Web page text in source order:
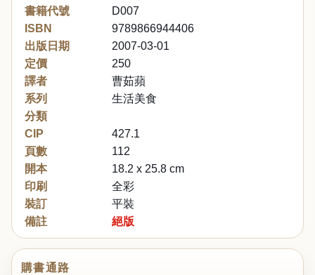
書籍代號
D007
ISBN
9789866944406
出版日期
2007-03-01
定價
250
譯者
曹茹蘋
系列
生活美食
分類
CIP
427.1
頁數
112
開本
18.2 x 25.8 cm
印刷
全彩
裝訂
平裝
備註
絕版
購書通路